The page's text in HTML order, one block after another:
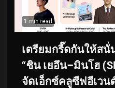
1 min read
เตรียมกรี๊ดกันให้สนั่
“ชิน เยอึน–มินโฮ
จัดเอ็กซ์คลูซีฟอีเวน